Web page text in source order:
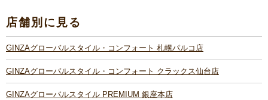
店舗別に見る
GINZAグローバルスタイル・コンフォート 札幌パルコ店
GINZAグローバルスタイル・コンフォート クラックス仙台店
GINZAグローバルスタイル PREMIUM 銀座本店